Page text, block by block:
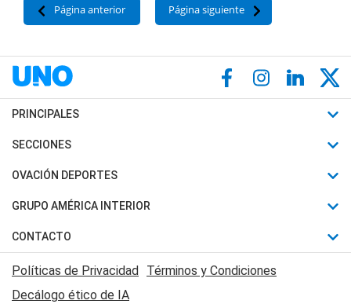
Página anterior Página siguiente
PRINCIPALES
Últimas Noticias
Política
Judiciales
Economia
SECCIONES
Horóscopo
Motores
Trucos caseros
Series y Películas
Edictos y Solicitadas
OVACIÓN DEPORTES
Fútbol
Mundial
Automovilismo
Rugby
GRUPO AMÉRICA INTERIOR
Canal 7 en Vivo
CONTACTO
Acerca de Nosotros
Contactanos
Políticas de Privacidad Términos y Condiciones
Decálogo ético de IA